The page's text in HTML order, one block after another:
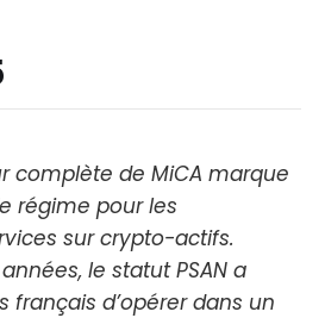
complète de MiCA marque
régime pour les
sur crypto-actifs.
le statut PSAN a
français d’opérer dans un